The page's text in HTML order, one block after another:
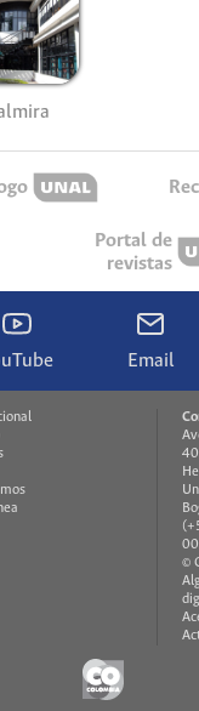
Portal de
revistas
Email
©